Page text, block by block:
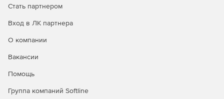
Стать партнером
Вход в ЛК партнера
О компании
Вакансии
Помощь
Группа компаний Softline